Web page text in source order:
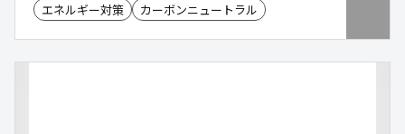
エネルギー対策 カーボンニュートラル